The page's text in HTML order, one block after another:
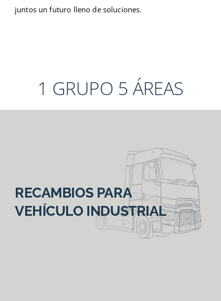
juntos un futuro lleno de soluciones.
1 GRUPO 5 ÁREAS
RECAMBIOS PARA
VEHÍCULO INDUSTRIAL